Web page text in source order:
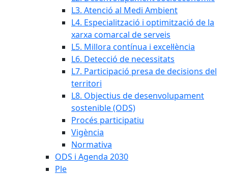
L3. Atenció al Medi Ambient
L4. Especialització i optimització de la
xarxa comarcal de serveis
L5. Millora contínua i excel·lència
L6. Detecció de necessitats
L7. Participació presa de decisions del
territori
L8. Objectius de desenvolupament
sostenible (ODS)
Procés participatiu
Vigència
Normativa
ODS i Agenda 2030
Ple